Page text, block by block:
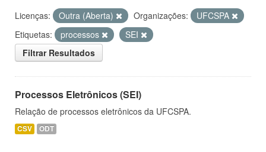
Licenças: Outra (Aberta) Organizações:
UFCSPA
Etiquetas:
processos
SEI
Filtrar Resultados
Processos Eletrônicos (SEI)
Relação de processos eletrônicos da UFCSPA.
CSV ODT